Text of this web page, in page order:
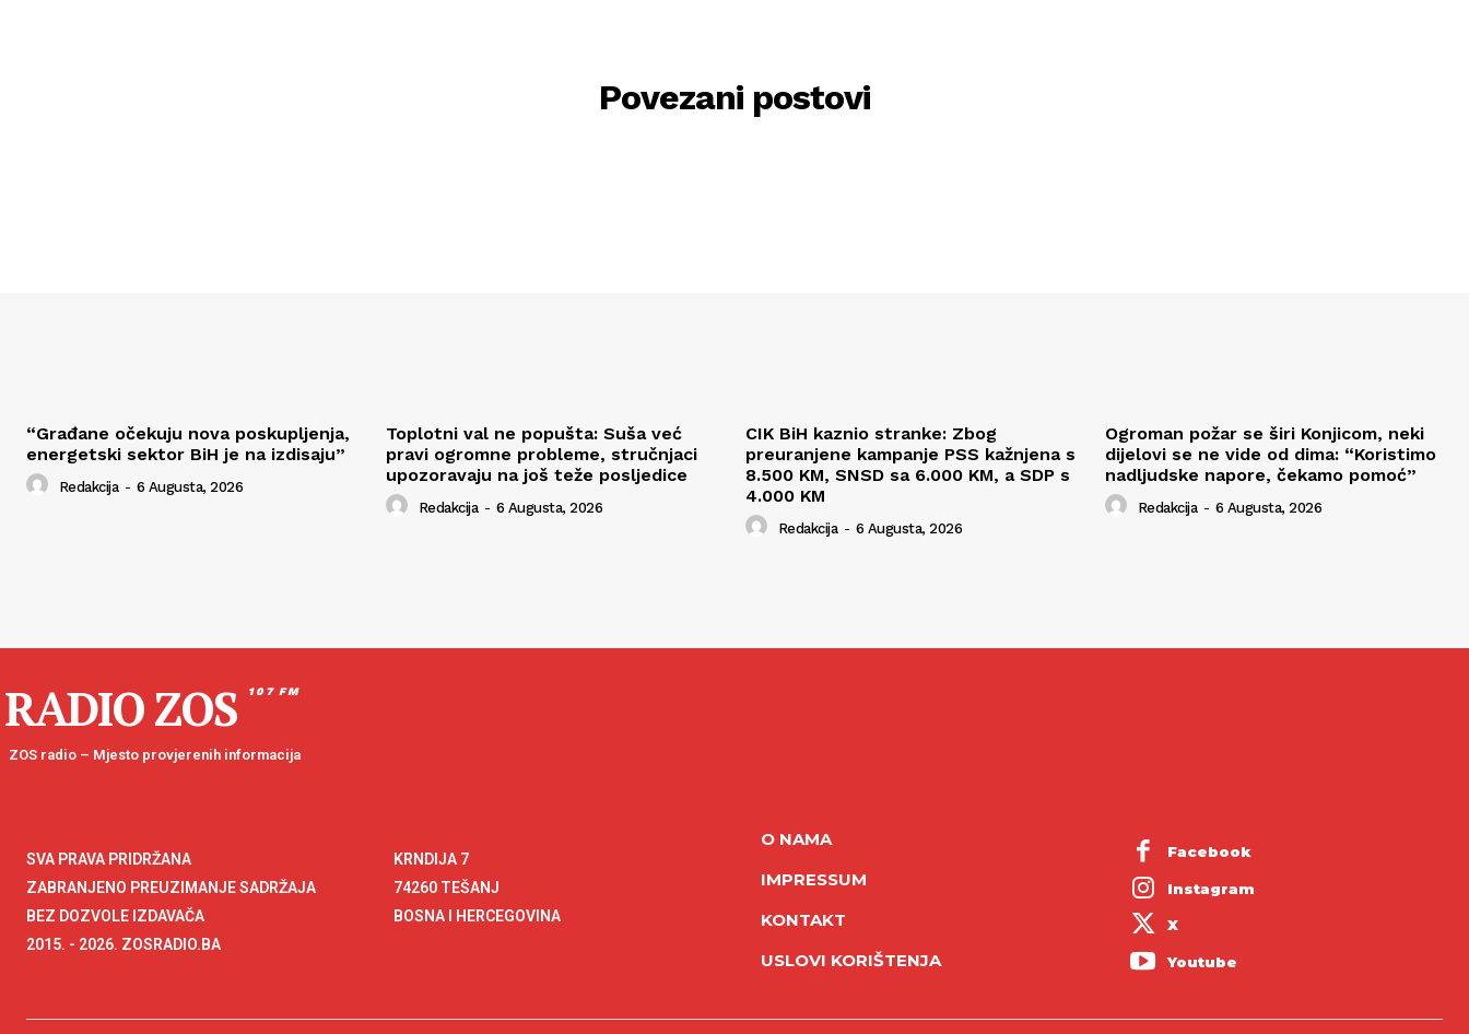
Povezani postovi
“Građane očekuju nova poskupljenja,
energetski sektor BiH je na izdisaju”
Redakcija - 6 Augusta, 2026
Toplotni val ne popušta: Suša već
pravi ogromne probleme, stručnjaci
upozoravaju na još teže posljedice
Redakcija - 6 Augusta, 2026
CIK BiH kaznio stranke: Zbog
preuranjene kampanje PSS kažnjena s
8.500 KM, SNSD sa 6.000 KM, a SDP s
4.000 KM
Redakcija - 6 Augusta, 2026
Ogroman požar se širi Konjicom, neki
dijelovi se ne vide od dima: “Koristimo
nadljudske napore, čekamo pomoć”
Redakcija - 6 Augusta, 2026
RADIO ZOS 107 FM
ZOS radio – Mjesto provjerenih informacija
SVA PRAVA PRIDRŽANA
ZABRANJENO PREUZIMANJE SADRŽAJA
BEZ DOZVOLE IZDAVAČA
2015. - 2026. ZOSRADIO.BA
KRNDIJA 7
74260 TEŠANJ
BOSNA I HERCEGOVINA
O NAMA
IMPRESSUM
KONTAKT
USLOVI KORIŠTENJA
Facebook
Instagram
X
Youtube